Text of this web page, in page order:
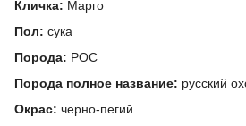
Кличка: Марго
Пол: сука
Порода: РОС
Порода полное название: русский
Окрас: черно-пегий